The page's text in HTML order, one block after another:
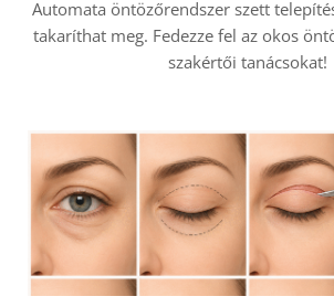
Automata öntözőrendszer szett
takaríthat meg. Fedezze fel az okos
szakértői tanácsokat!